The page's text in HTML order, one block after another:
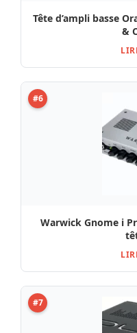
Tête d’ampli basse
&
#6
Warwick Gnome i
#7